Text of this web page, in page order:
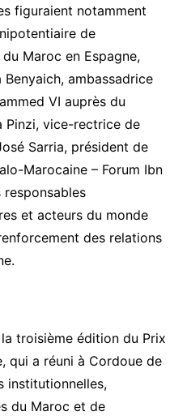
figuraient notamment
de
du Maroc en Espagne,
ambassadrice
VI auprès du
Pinzi, vice-rectrice de
Sarria, président de
Marocaine – Forum Ibn
responsables
et acteurs du monde
des relations
troisième édition du Prix
qui a réuni à Cordoue de
institutionnelles,
du Maroc et de